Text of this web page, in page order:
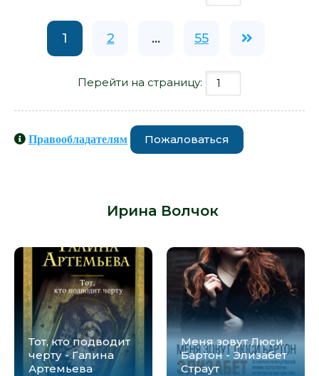
1 2 ... 55
Перейти на страницу:
Правообладателям Пожаловаться
Ирина Волчок
Тот, кто подводит
черту - Галина
Артемьева
Меня зовут Люси
Бартон - Элизабет
Страут